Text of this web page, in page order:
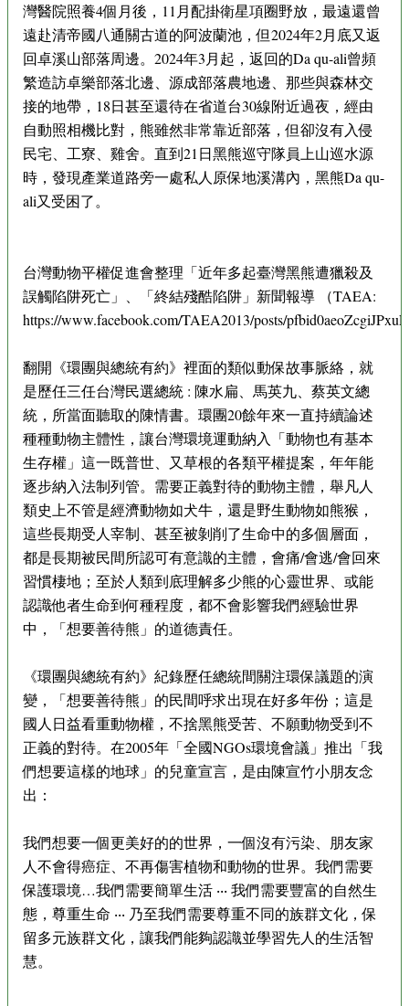
灣醫院照養4個月後，11月配掛衛星項圈野放，最遠還曾
遠赴清帝國八通關古道的阿波蘭池，但2024年2月底又返
回卓溪山部落周邊。2024年3月起，返回的Da qu-ali曾頻
繁造訪卓樂部落北邊、源成部落農地邊、那些與森林交
接的地帶，18日甚至還待在省道台30線附近過夜，經由
自動照相機比對，熊雖然非常靠近部落，但卻沒有入侵
民宅、工寮、雞舍。直到21日黑熊巡守隊員上山巡水源
時，發現產業道路旁一處私人原保地溪溝內，黑熊Da qu-
ali又受困了。
台灣動物平權促進會整理「近年多起臺灣黑熊遭獵殺及
誤觸陷阱死亡」、「終結殘酷陷阱」新聞報導 （TAEA:
https://www.facebook.com/TAEA2013/posts/
翻開《環團與總統有約》裡面的類似動保故事脈絡，就
是歷任三任台灣民選總統 : 陳水扁、馬英九、蔡英文總
統，所當面聽取的陳情書。環團20餘年來一直持續論述
種種動物主體性，讓台灣環境運動納入「動物也有基本
生存權」這一既普世、又草根的各類平權提案，年年能
逐步納入法制列管。需要正義對待的動物主體，舉凡人
類史上不管是經濟動物如犬牛，還是野生動物如熊猴，
這些長期受人宰制、甚至被剝削了生命中的多個層面，
都是長期被民間所認可有意識的主體，會痛/會逃/會回來
習慣棲地；至於人類到底理解多少熊的心靈世界、或能
認識他者生命到何種程度，都不會影響我們經驗世界
中，「想要善待熊」的道德責任。
《環團與總統有約》紀錄歷任總統間關注環保議題的演
變，「想要善待熊」的民間呼求出現在好多年份；這是
國人日益看重動物權，不捨黑熊受苦、不願動物受到不
正義的對待。在2005年「全國NGOs環境會議」推出「我
們想要這樣的地球」的兒童宣言，是由陳宣竹小朋友念
出：
我們想要一個更美好的的世界，一個沒有污染、朋友家
人不會得癌症、不再傷害植物和動物的世界。我們需要
保護環境…我們需要簡單生活 ‧‧‧ 我們需要豐富的自然生
態，尊重生命 ‧‧‧ 乃至我們需要尊重不同的族群文化，保
留多元族群文化，讓我們能夠認識並學習先人的生活智
慧。